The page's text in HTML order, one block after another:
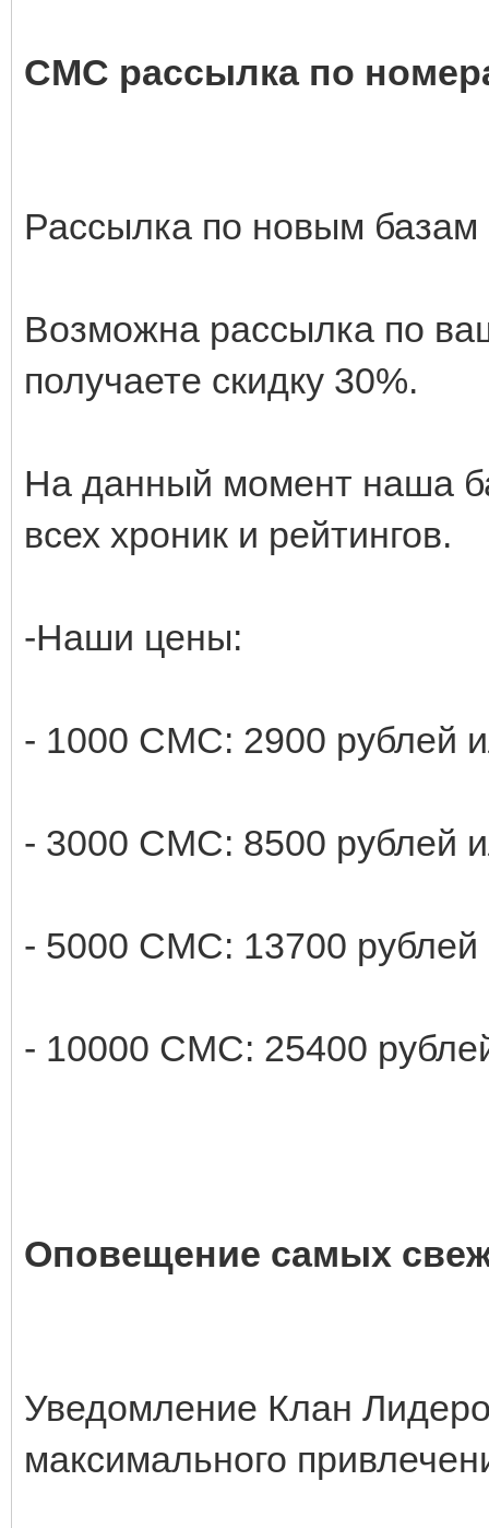
СМС рассылка по
Рассылка по новым
Возможна рассылка по
получаете скидку 30%.
На данный момент наша
всех хроник и рейтингов.
-Наши цены:
- 1000 СМС: 2900 рублей
- 3000 СМС: 8500 рублей
- 5000 СМС: 13700 рублей
- 10000 СМС: 25400
Оповещение самых
Уведомление Клан
максимального